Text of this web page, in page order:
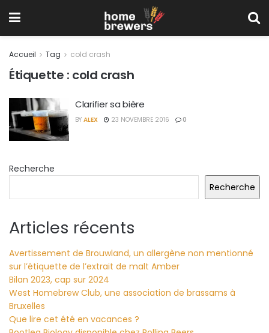
Accueil Tag cold crash
Étiquette : cold crash
Clarifier sa bière
BY ALEX 23 NOVEMBRE 2016 0
Recherche
Recherche
Articles récents
Avertissement de Brouwland, un allergène non mentionné
sur l’étiquette de l’extrait de malt Amber
Bilan 2023, cap sur 2024
West Homebrew Club, une association de brassams à
Bruxelles
Que lire cet été en vacances ?